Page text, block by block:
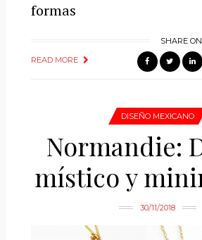
formas
READ MORE
SHARE ON
DISEÑO MEXICANO
Normandie:
místico y
30/11/2018